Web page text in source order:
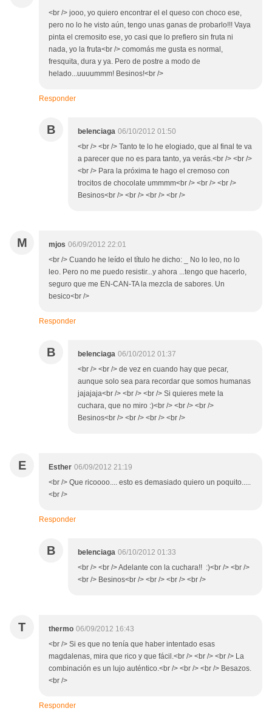
<br /> jooo, yo quiero encontrar el el queso con choco ese,
pero no lo he visto aún, tengo unas ganas de probarlo!!! Vaya
pinta el cremosito ese, yo casi que lo prefiero sin fruta ni
nada, yo la fruta<br /> comomás me gusta es normal,
fresquita, dura y ya. Pero de postre a modo de
helado...uuuummm! Besinos!<br />
Responder
B belenciaga 06/10/2012 01:50
<br /> <br /> Tanto te lo he elogiado, que al final te va
a parecer que no es para tanto, ya verás.<br /> <br />
<br /> Para la próxima te hago el cremoso con
trocitos de chocolate ummmm<br /> <br /> <br />
Besinos<br /> <br /> <br /> <br />
M mjos 06/09/2012 22:01
<br /> Cuando he leído el título he dicho: _ No lo leo, no lo
leo. Pero no me puedo resistir...y ahora ...tengo que hacerlo,
seguro que me EN-CAN-TA la mezcla de sabores. Un
besico<br />
Responder
B belenciaga 06/10/2012 01:37
<br /> <br /> de vez en cuando hay que pecar,
aunque solo sea para recordar que somos humanas
jajajaja<br /> <br /> <br /> Si quieres mete la
cuchara, que no miro :)<br /> <br /> <br />
Besinos<br /> <br /> <br /> <br />
E Esther 06/09/2012 21:19
<br /> Que ricoooo.... esto es demasiado quiero un poquito.....
<br />
Responder
B belenciaga 06/10/2012 01:33
<br /> <br /> Adelante con la cuchara!! :)<br /> <br />
<br /> Besinos<br /> <br /> <br /> <br />
T thermo 06/09/2012 16:43
<br /> Si es que no tenía que haber intentado esas
magdalenas, mira que rico y que fácil.<br /> <br /> <br /> La
combinación es un lujo auténtico.<br /> <br /> <br /> Besazos.
<br />
Responder